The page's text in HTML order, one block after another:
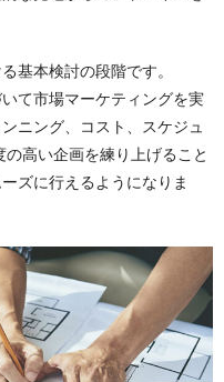
基本検討の段階です。
て市場マーケティングを実
ニング、コスト、スケジュ
高い企画を練り上げること
ズに行えるようになりま